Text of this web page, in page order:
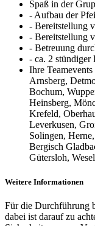
Spaß in der
- Aufbau der
- Bereitstellung
- Bereitstellung
- Betreuung
- ca. 2 stündiger
Ihre
Arnsberg,
Bochum,
Heinsberg,
Krefeld,
Leverkusen,
Solingen,
Bergisch
Gütersloh,
Weitere Informationen
Für die Durchführung
dabei ist darauf zu